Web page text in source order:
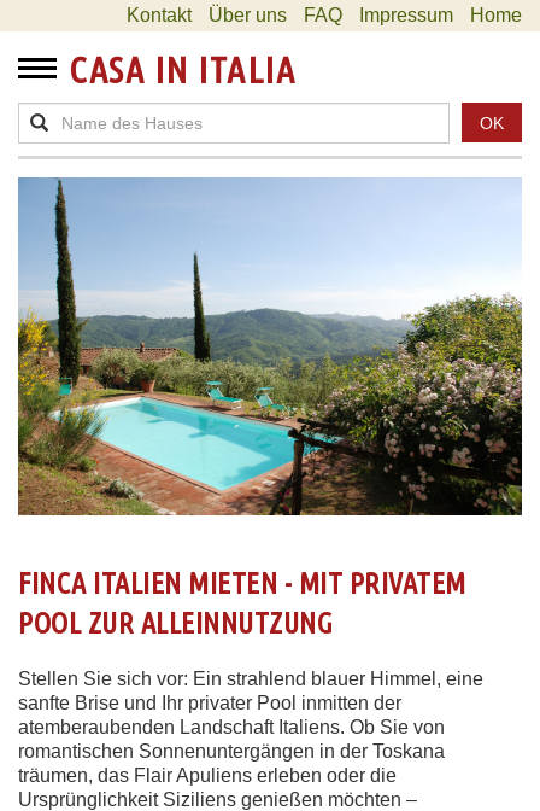
Kontakt Über uns FAQ Impressum Home
CASA IN ITALIA
OK
FINCA ITALIEN MIETEN - MIT PRIVATEM
POOL ZUR ALLEINNUTZUNG
Stellen Sie sich vor: Ein strahlend blauer Himmel, eine
sanfte Brise und Ihr privater Pool inmitten der
atemberaubenden Landschaft Italiens. Ob Sie von
romantischen Sonnenuntergängen in der Toskana
träumen, das Flair Apuliens erleben oder die
Ursprünglichkeit Siziliens genießen möchten –